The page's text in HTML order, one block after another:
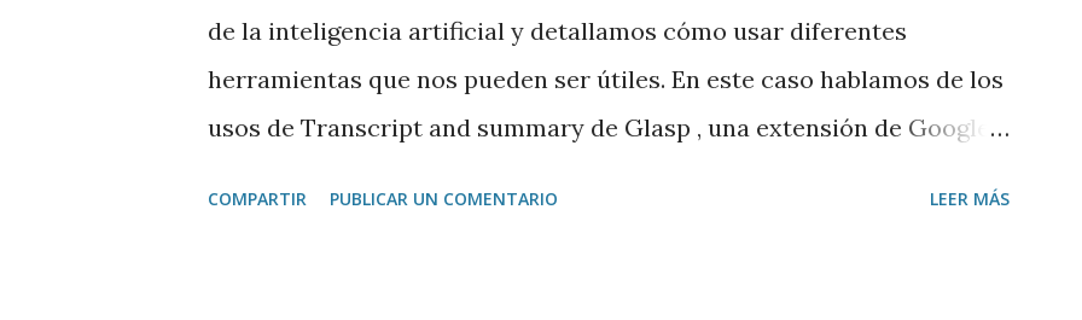
de la inteligencia artificial y detallamos cómo usar diferentes
herramientas que nos pueden ser útiles. En este caso hablamos de los
usos de Transcript and summary de Glasp , una extensión de Google
COMPARTIR PUBLICAR UN COMENTARIO LEER MÁS